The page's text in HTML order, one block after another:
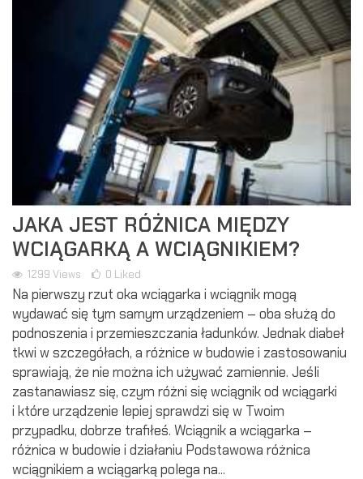
JAKA JEST RÓŻNICA MIĘDZY
WCIĄGARKĄ A WCIĄGNIKIEM?
1299 Views 0 Liked
Na pierwszy rzut oka wciągarka i wciągnik mogą
wydawać się tym samym urządzeniem – oba służą do
podnoszenia i przemieszczania ładunków. Jednak diabeł
tkwi w szczegółach, a różnice w budowie i zastosowaniu
sprawiają, że nie można ich używać zamiennie. Jeśli
zastanawiasz się, czym różni się wciągnik od wciągarki
i które urządzenie lepiej sprawdzi się w Twoim
przypadku, dobrze trafiłeś. Wciągnik a wciągarka –
różnica w budowie i działaniu Podstawowa różnica
wciągnikiem a wciągarką polega na...